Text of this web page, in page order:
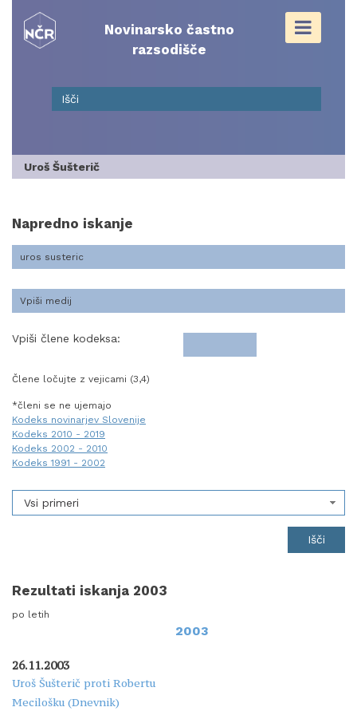
content
Novinarsko častno
razsodišče
Uroš Šušterič
Napredno iskanje
Vpiši člene kodeksa:
Člene ločujte z vejicami (3,4)
*členi se ne ujemajo
Kodeks novinarjev Slovenije
Kodeks 2010 - 2019
Kodeks 2002 - 2010
Kodeks 1991 - 2002
Vsi primeri
Rezultati iskanja 2003
po letih
2003
26.11.2003
Uroš Šušterič proti Robertu
Mecilošku (Dnevnik)